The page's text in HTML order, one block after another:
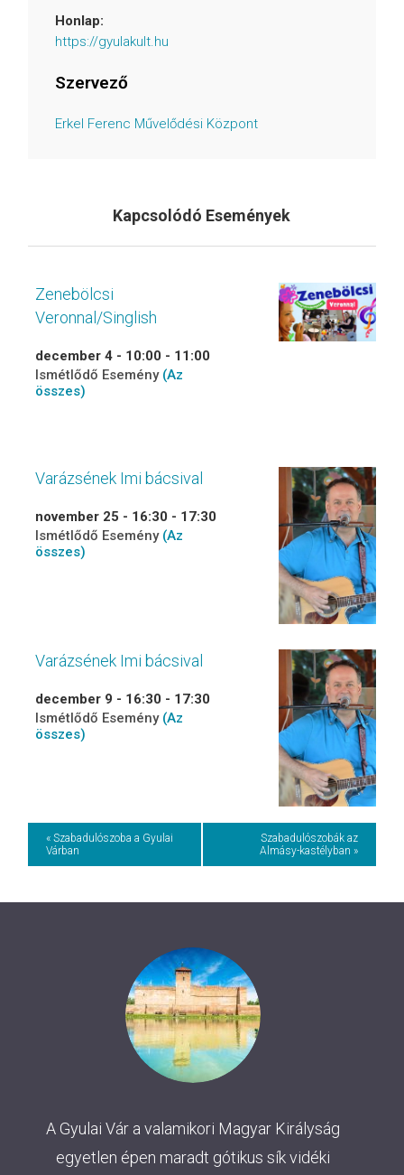
Honlap:
https://gyulakult.hu
Szervező
Erkel Ferenc Művelődési Központ
Kapcsolódó Események
Zenebölcsi
Veronnal/Singlish
december 4 - 10:00 - 11:00
Ismétlődő Esemény (Az
összes)
Varázsének Imi bácsival
november 25 - 16:30 - 17:30
Ismétlődő Esemény (Az
összes)
Varázsének Imi bácsival
december 9 - 16:30 - 17:30
Ismétlődő Esemény (Az
összes)
Event
Navigation
« Szabadulószoba a Gyulai
Várban
Szabadulószobák az
Almásy-kastélyban »
A Gyulai Vár a valamikori Magyar Királyság
egyetlen épen maradt gótikus sík vidéki